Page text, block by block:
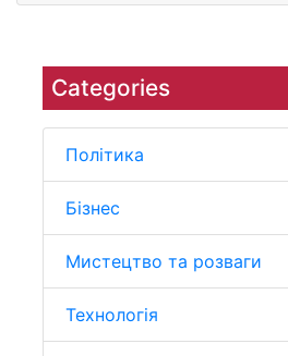
Categories
Політика
Бізнес
Мистецтво та розваги
Технологія